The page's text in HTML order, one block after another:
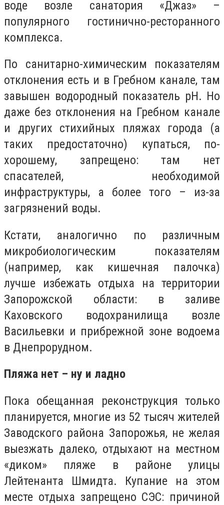
воде возле санатория «Джаз» –
популярного гостинично-ресторанного
комплекса.
По санитарно-химическим показателям
отклонения есть и в Гребном канале, там
завышен водородный показатель рН. Но
даже без отклонения на Гребном канале
и других стихийных пляжах города (а
таких предостаточно) купаться, по-
хорошему, запрещено: там нет
спасателей, необходимой
инфраструктуры, а более того – из-за
загрязнений воды.
Кстати, аналогично по различным
микробиологическим показателям
(например, как кишечная палочка)
лучше избежать отдыха на территории
Запорожской области: в заливе
Каховского водохранилища возле
Васильевки и прибрежной зоне водоема
в Днепрорудном.
Пляжа нет – ну и ладно
Пока обещанная реконструкция только
планируется, многие из 52 тысяч жителей
Заводского района Запорожья, не желая
выезжать далеко, отдыхают на местном
«диком» пляже в районе улицы
Лейтенанта Шмидта. Купание на этом
месте отдыха запрещено СЭС: причиной